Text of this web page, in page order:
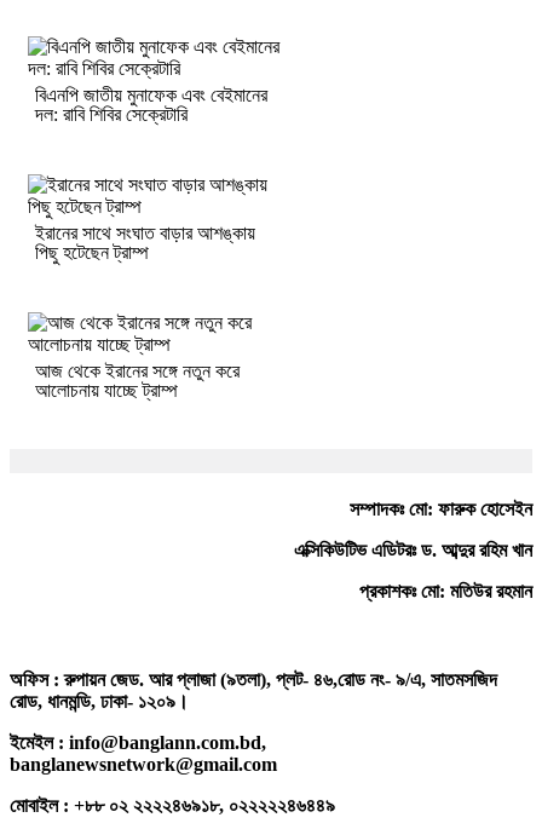
বিএনপি জাতীয় মুনাফেক এবং বেইমানের
দল: রাবি শিবির সেক্রেটারি
ইরানের সাথে সংঘাত বাড়ার আশঙ্কায়
পিছু হটেছেন ট্রাম্প
আজ থেকে ইরানের সঙ্গে নতুন করে
আলোচনায় যাচ্ছে ট্রাম্প
সম্পাদকঃ মো: ফারুক হোসেইন
এক্সিকিউটিভ এডিটরঃ ড. আব্দুর রহিম খান
প্রকাশকঃ মো: মতিউর রহমান
অফিস : রুপায়ন জেড. আর প্লাজা (৯তলা), প্লট- ৪৬,রোড নং- ৯/এ, সাতমসজিদ
রোড, ধানমন্ডি, ঢাকা- ১২০৯।
ইমেইল : info@banglann.com.bd,
banglanewsnetwork@gmail.com
মোবাইল : +৮৮ ০২ ২২২২৪৬৯১৮, ০২২২২২৪৬৪৪৯